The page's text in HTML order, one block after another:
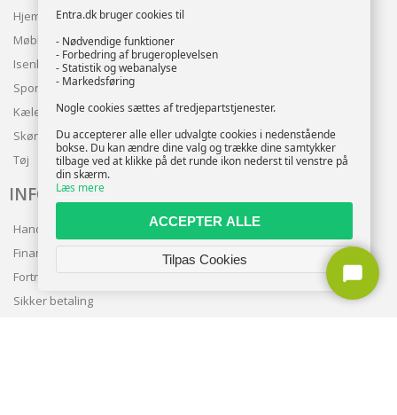
Hjem & Have
Møbler
Isenkram
Sport
Kæledyr
Skønhed
Tøj
INFO
Handelsbetingelser
Finansering
Fortrolighedspolitik
Sikker betaling
Entra.dk bruger cookies til
- Nødvendige funktioner
- Forbedring af brugeroplevelsen
- Statistik og webanalyse
- Markedsføring
Nogle cookies sættes af tredjepartstjenester.
Du accepterer alle eller udvalgte cookies i nedenstående
bokse. Du kan ændre dine valg og trække dine samtykker
tilbage ved at klikke på det runde ikon nederst til venstre på
din skærm.
Læs mere
ACCEPTER ALLE
Tilpas Cookies